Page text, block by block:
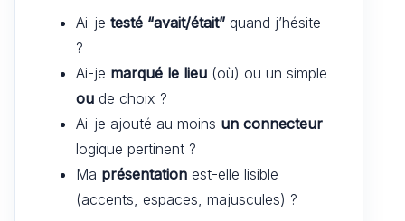
Ai-je testé “avait/était” quand j’hésite
?
Ai-je marqué le lieu (où) ou un simple
ou de choix ?
Ai-je ajouté au moins un connecteur
logique pertinent ?
Ma présentation est-elle lisible
(accents, espaces, majuscules) ?